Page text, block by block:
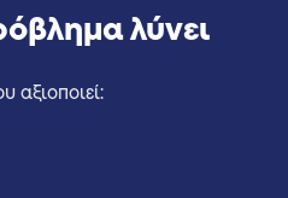
λύνει
αξιοποιεί: